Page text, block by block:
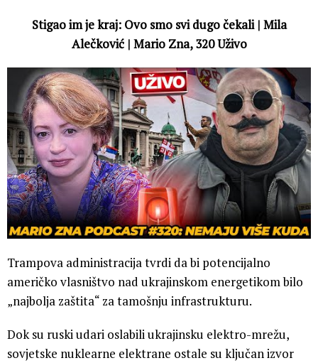
Stigao im je kraj: Ovo smo svi dugo čekali | Mila
Alečković | Mario Zna, 320 Uživo
Trampova administracija tvrdi da bi potencijalno
američko vlasništvo nad ukrajinskom energetikom bilo
„najbolja zaštita“ za tamošnju infrastrukturu.
Dok su ruski udari oslabili ukrajinsku elektro-mrežu,
sovjetske nuklearne elektrane ostale su ključan izvor